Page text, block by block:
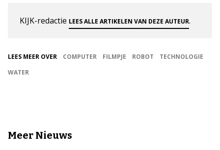
KIJK-redactie LEES ALLE ARTIKELEN VAN DEZE AUTEUR.
LEES MEER OVER COMPUTER FILMPJE ROBOT
TECHNOLOGIE
WATER
Meer Nieuws